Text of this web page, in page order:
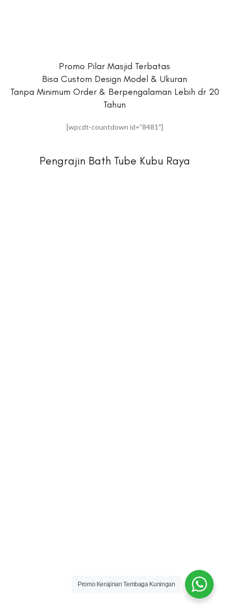
Promo Pilar Masjid Terbatas
Bisa Custom Design Model & Ukuran
Tanpa Minimum Order & Berpengalaman Lebih dr 20
Tahun
[wpcdt-countdown id=”8481″]
Pengrajin Bath Tube Kubu Raya
Promo Kerajinan Tembaga Kuningan